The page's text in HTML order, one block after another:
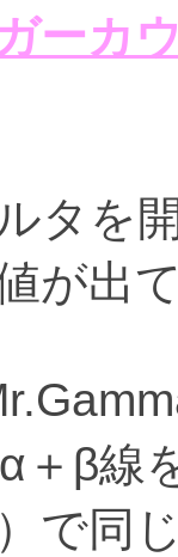
ーカ
タを
が出
＋β線
で同